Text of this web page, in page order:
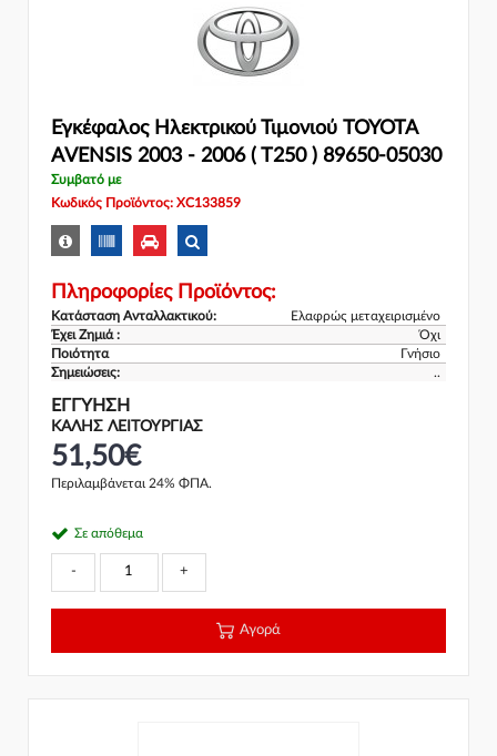
Εγκέφαλος Ηλεκτρικού Τιμονιού TOYOTA
AVENSIS 2003 - 2006 ( T250 ) 89650-05030
Συμβατό με
Κωδικός Προϊόντος: XC133859
Πληροφορίες Προϊόντος:
Κατάσταση Ανταλλακτικού:
Ελαφρώς μεταχειρισμένο
Έχει Ζημιά :
Όχι
Ποιότητα
Γνήσιο
Σημειώσεις:
..
ΕΓΓΎΗΣΗ
ΚΑΛΗΣ ΛΕΙΤΟΥΡΓΙΑΣ
51,50€
Περιλαμβάνεται 24% ΦΠΑ.
Σε απόθεμα
- +
Αγορά